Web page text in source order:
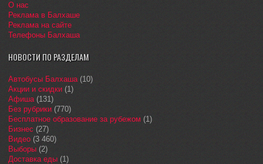
О нас
Реклама в Балхаше
Реклама на сайте
Телефоны Балхаша
НОВОСТИ ПО РАЗДЕЛАМ
Автобусы Балхаша(10)
Акции и скидки (1)
Афиша(131)
Без рубрики (770)
Бесплатное образование за рубежом (1)
Бизнес (27)
Видео (3 460)
Выборы (2)
Доставка еды (1)